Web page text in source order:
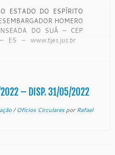
ESTADO DO ESPÍRITO
HOMERO
DO SUÁ – CEP
ES – www.tjes.jus.br
2022 – DISP. 31/05/2022
/Ofícios CircularesporRafael